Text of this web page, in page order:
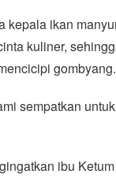
kepala ikan
kuliner,
gombyang.
sempatkan
ibu